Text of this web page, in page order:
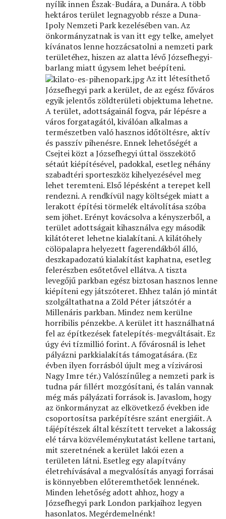
nyílik innen Észak-Budára, a Dunára. A több
hektáros terület legnagyobb része a Duna-
Ipoly Nemzeti Park kezelésében van. Az
önkormányzatnak is van itt egy telke, amelyet
kívánatos lenne hozzácsatolni a nemzeti park
területéhez, hiszen az alatta lévő Józsefhegyi-
barlang miatt úgysem lehet beépíteni.
Az itt létesíthető
Józsefhegyi park a kerület, de az egész főváros
egyik jelentős zöldterületi objektuma lehetne.
A terület, adottságainál fogva, pár lépésre a
város forgatagától, kiválóan alkalmas a
természetben való hasznos időtöltésre, aktív
és passzív pihenésre. Ennek lehetőségét a
Csejtei közt a Józsefhegyi úttal összekötő
sétaút kiépítésével, padokkal, esetleg néhány
szabadtéri sporteszköz kihelyezésével meg
lehet teremteni. Első lépésként a terepet kell
rendezni. A rendkívül nagy költségek miatt a
lerakott építési törmelék eltávolítása szóba
sem jöhet. Erényt kovácsolva a kényszerből, a
terület adottságait kihasználva egy második
kilátóteret lehetne kialakítani. A kilátóhely
cölöpalapra helyezett fagerendákból álló,
deszkapadozatú kialakítást kaphatna, esetleg
felerészben esőtetővel ellátva. A tiszta
levegőjű parkban egész biztosan hasznos lenne
kiépíteni egy játszóteret. Ehhez talán jó mintát
szolgáltathatna a Zöld Péter játszótér a
Millenáris parkban. Mindez nem kerülne
horribilis pénzekbe. A kerület itt használhatná
fel az építkezések fatelepítés-megváltásait. Ez
úgy évi tízmillió forint. A fővárosnál is lehet
pályázni parkkialakítás támogatására. (Ez
évben ilyen forrásból újult meg a vízivárosi
Nagy Imre tér.) Valószínűleg a nemzeti park is
tudna pár ﬁllért mozgósítani, és talán vannak
még más pályázati források is. Javaslom, hogy
az önkormányzat az elkövetkező években ide
csoportosítsa parképítésre szánt energiáit. A
tájépítészek által készített terveket a lakosság
elé tárva közvéleménykutatást kellene tartani,
mit szeretnének a kerület lakói ezen a
területen látni. Esetleg egy alapítvány
életrehívásával a megvalósítás anyagi forrásai
is könnyebben előteremthetőek lennének.
Minden lehetőség adott ahhoz, hogy a
Józsefhegyi park London parkjaihoz legyen
hasonlatos. Megérdemelnénk!